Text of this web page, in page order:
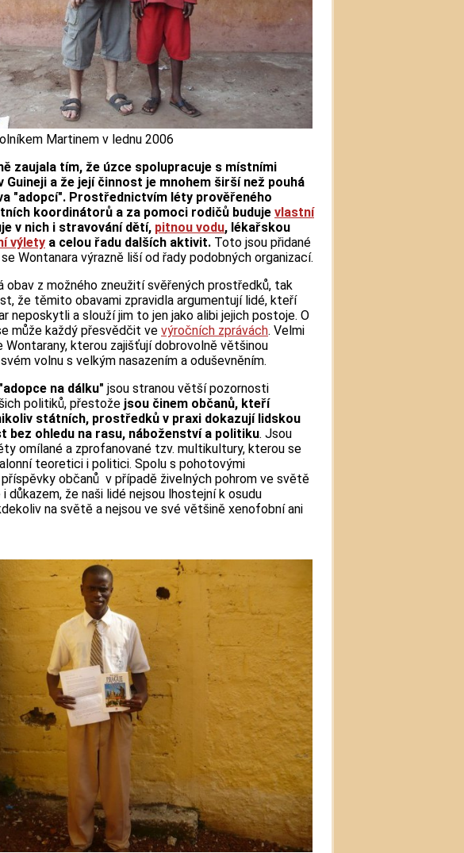
Martinem v lednu 2006
zaujala tím, že úzce spolupracuje s místními
Guineji a že její činnost je mnohem širší než pouhá
"adopcí". Prostřednictvím léty prověřeného
koordinátorů a za pomoci rodičů buduje vlastní
v nich i stravování dětí, pitnou vodu, lékařskou
výlety a celou řadu dalších aktivit. Toto jsou přidané
Wontanara výrazně liší od řady podobných organizací.
obav z možného zneužití svěřených prostředků, tak
že těmito obavami zpravidla argumentují lidé, kteří
neposkytli a slouží jim to jen jako alibi jejich postoje. O
může každý přesvědčit ve výročních zprávách. Velmi
Wontarany, kterou zajišťují dobrovolně většinou
volnu s velkým nasazením a oduševněním.
"adopce na dálku" jsou stranou větší pozornosti
politiků, přestože jsou činem občanů, kteří
státních, prostředků v praxi dokazují lidskou
bez ohledu na rasu, náboženství a politiku. Jsou
omílané a zprofanované tzv. multikultury, kterou se
teoretici i politici. Spolu s pohotovými
občanů v případě živelných pohrom ve světě
i důkazem, že naši lidé nejsou lhostejní k osudu
na světě a nejsou ve své většině xenofobní ani